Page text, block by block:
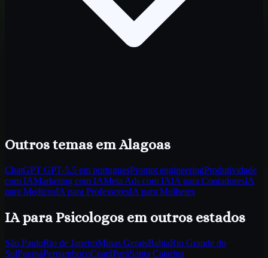
Outros temas em Alagoas
ChatGPT GPT-5.5 em portuguesPrompt engineeringProdutividade
com IAMarketing com IAMeta Ads com IAIA para ContadoresIA
para MedicosIA para ProfessoresIA para Mulheres
IA para Psicologos em outros estados
São PauloRio de JaneiroMinas GeraisBahiaRio Grande do
SulParanáPernambucoCearáParáSanta Catarina